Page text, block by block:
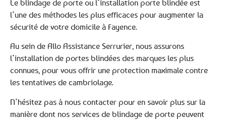
Le blindage de porte ou l’installation porte blindée est
l’une des méthodes les plus efficaces pour augmenter la
sécurité de votre domicile à Fayence.
Au sein de Allo Assistance Serrurier, nous assurons
l’installation de portes blindées des marques les plus
connues, pour vous offrir une protection maximale contre
les tentatives de cambriolage.
N’hésitez pas à nous contacter pour en savoir plus sur la
manière dont nos services de blindage de porte peuvent